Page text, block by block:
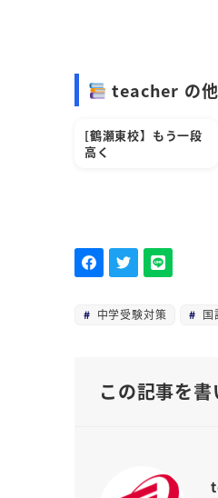
teacher の
[鶴瀬東校】もう一段
高く
中学受験対策 国
この記事を